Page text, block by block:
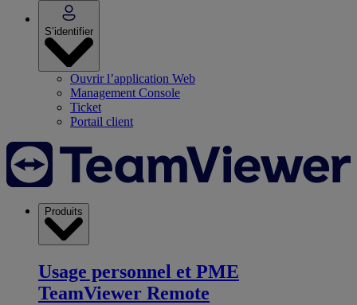
S’identifier
Ouvrir l’application Web
Management Console
Ticket
Portail client
Produits
Usage personnel et PME
TeamViewer Remote